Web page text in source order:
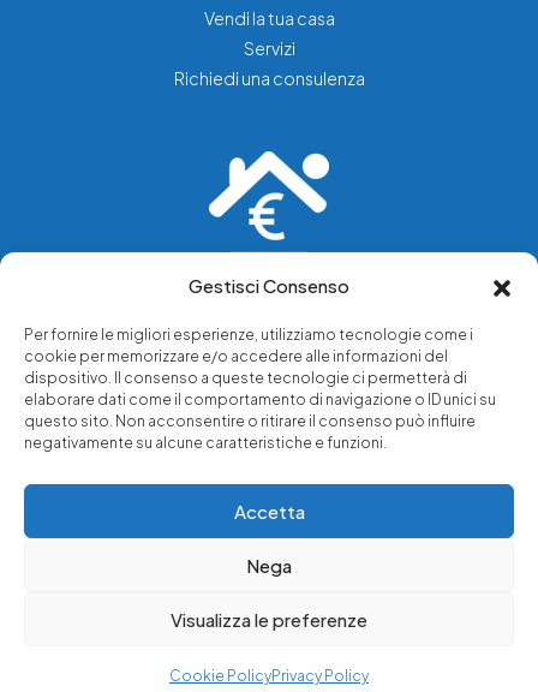
Gestisci Consenso
Per fornire le migliori esperienze, utilizziamo tecnologie come i
cookie per memorizzare e/o accedere alle informazioni del
dispositivo. Il consenso a queste tecnologie ci permetterà di
elaborare dati come il comportamento di navigazione o ID unici su
questo sito. Non acconsentire o ritirare il consenso può influire
negativamente su alcune caratteristiche e funzioni.
Accetta
Nega
Visualizza le preferenze
Cookie PolicyPrivacy Policy
Immobiliare Luffarelli
Vendi la tua casa
Servizi
Richiedi una consulenza
Chi siamo
Servizi di tutela legale
Notizie e approfondimenti
14571101006 - Tutti i diritti riservati